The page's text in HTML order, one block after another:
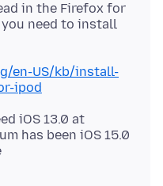
in the Firefox for
need to install
en-US/kb/install-
ipod
iOS 13.0 at
has been iOS 15.0